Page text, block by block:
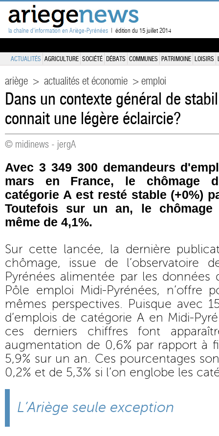
la chaîne d'information en Ariège-Pyrénées | édition du 15 juillet 2014
ACTUALITÉS AGRICULTURE SOCIÉTÉ DÉBATS COMMUNES PATRIMOINE LOISIRS
ariège > actualités et économie > emploi
Dans un contexte général de
connait une légère éclaircie?
© midinews - jergA
Avec 3 349 300 demandeurs
mars en France, le chômage
catégorie A est resté stable (+0%)
Toutefois sur un an, le chômage
même de 4,1%.
Sur cette lancée, la dernière
chômage, issue de l’observatoire
Pyrénées alimentée par les
Pôle emploi Midi-Pyrénées, n’offre
mêmes perspectives. Puisque avec
d’emplois de catégorie A en Midi-
ces derniers chiffres font
augmentation de 0,6% par rapport à
5,9% sur un an. Ces pourcentages
0,2% et de 5,3% si l’on englobe les
L’Ariège seule exception